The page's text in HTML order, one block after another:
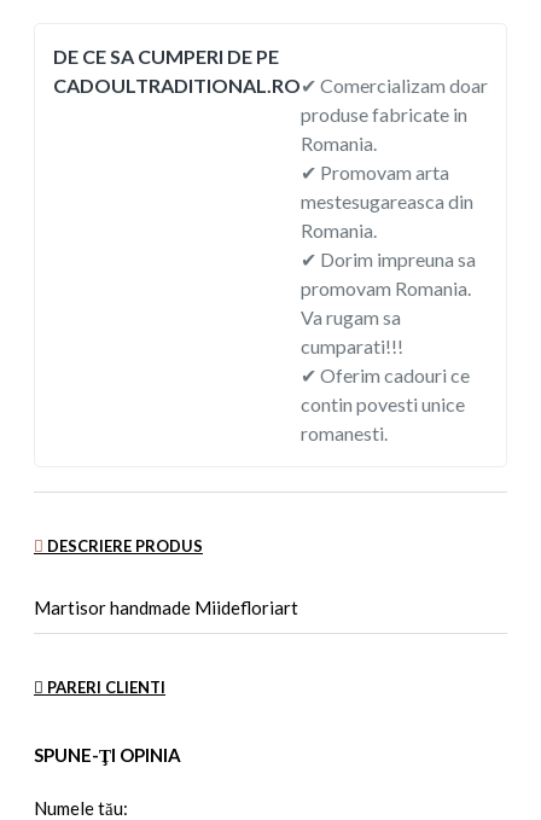
DE CE SA CUMPERI DE PE
CADOULTRADITIONAL.RO✔ Comercializam doar
produse fabricate in
Romania.
✔ Promovam arta
mestesugareasca din
Romania.
✔ Dorim impreuna sa
promovam Romania.
Va rugam sa
cumparati!!!
✔ Oferim cadouri ce
contin povesti unice
romanesti.
DESCRIERE PRODUS
Martisor handmade Miidefloriart
PARERI CLIENTI
SPUNE-ŢI OPINIA
Numele tău: